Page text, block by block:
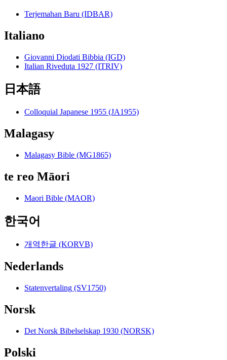
Terjemahan Baru (IDBAR)
Italiano
Giovanni Diodati Bibbia (IGD)
Italian Riveduta 1927 (ITRIV)
日本語
Colloquial Japanese 1955 (JA1955)
Malagasy
Malagasy Bible (MG1865)
te reo Māori
Maori Bible (MAOR)
한국어
개역한글 (KORVB)
Nederlands
Statenvertaling (SV1750)
Norsk
Det Norsk Bibelselskap 1930 (NORSK)
Polski